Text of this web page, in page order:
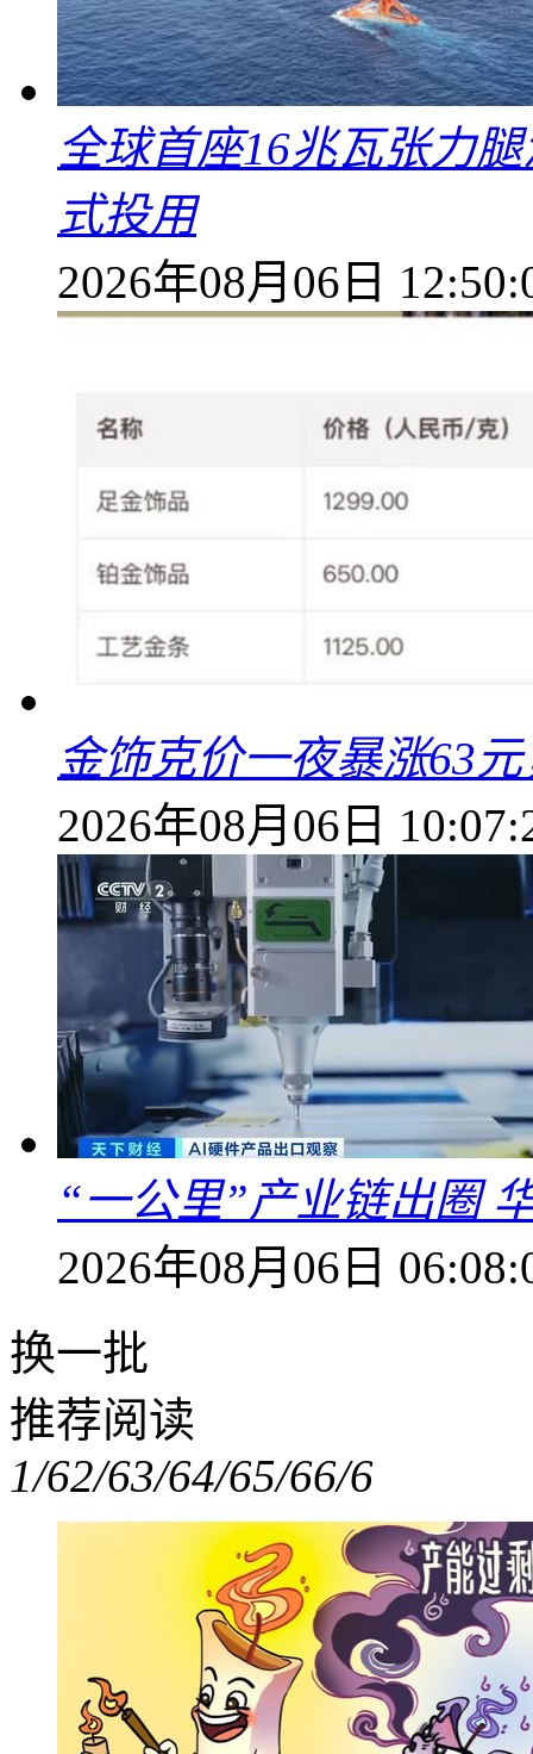
全球首座16兆瓦张力
式投用
2026年08月06日
金饰克价一夜暴涨63
2026年08月06日
“一公里”产业链出圈
2026年08月06日
换一批
推荐阅读
1/62/63/64/65/66/6